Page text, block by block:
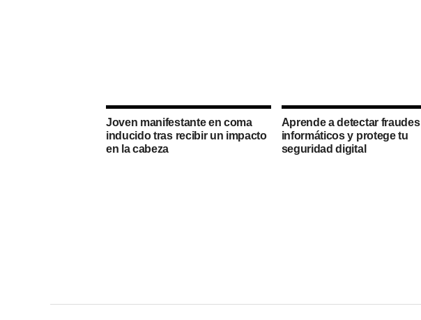
Joven manifestante en coma
inducido tras recibir un impacto
en la cabeza
Aprende a detectar fraudes
informáticos y protege tu
seguridad digital